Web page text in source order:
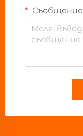
Съобщение